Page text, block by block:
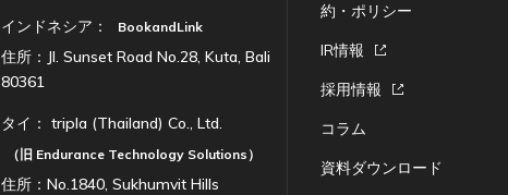
インドネシア： BookandLink
住所：Jl. Sunset Road No.28, Kuta, Bali
80361
タイ： tripla (Thailand) Co., Ltd.
（旧 Endurance Technology Solutions ）
住所：No.1840, Sukhumvit Hills
約・ポリシー
IR情報
採用情報
コラム
資料ダウンロード